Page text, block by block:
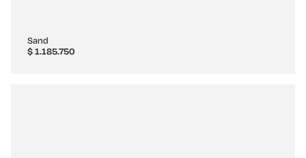
Sand
$1.185.750